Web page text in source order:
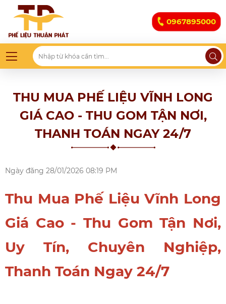
0967895000
THU MUA PHẾ LIỆU VĨNH LONG
GIÁ CAO - THU GOM TẬN NƠI,
THANH TOÁN NGAY 24/7
Ngày đăng 28/01/2026 08:19 PM
Thu Mua Phế Liệu Vĩnh Long
Giá Cao - Thu Gom Tận Nơi,
Uy Tín, Chuyên Nghiệp,
Thanh Toán Ngay 24/7